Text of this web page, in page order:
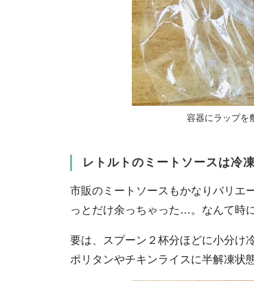
容器にラップを
レトルトのミートソースは冷
市販のミートソースもかなりバリエ
っとだけ余っちゃった…。なんて時
要は、スプーン２杯分ほどに小分け
ポリタンやチキンライスに半解凍状